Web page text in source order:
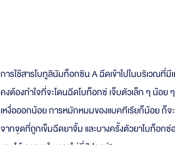
การใช้สารโบทูลินัมท็อกซิน A ฉีดเข้าไปในบริเวณที่
คงต้องทำใจที่จะโดนฉีดโบท็อกซ์ เจ็บตัวเล็ก ๆ น้อ
เหงื่อออกน้อย การหมักหมมของแบคทีเรียก็น้อย ก็
จากจุดที่ถูกเข็มฉีดยาจิ้ม และบางครั้งตัวยาโบท็อก